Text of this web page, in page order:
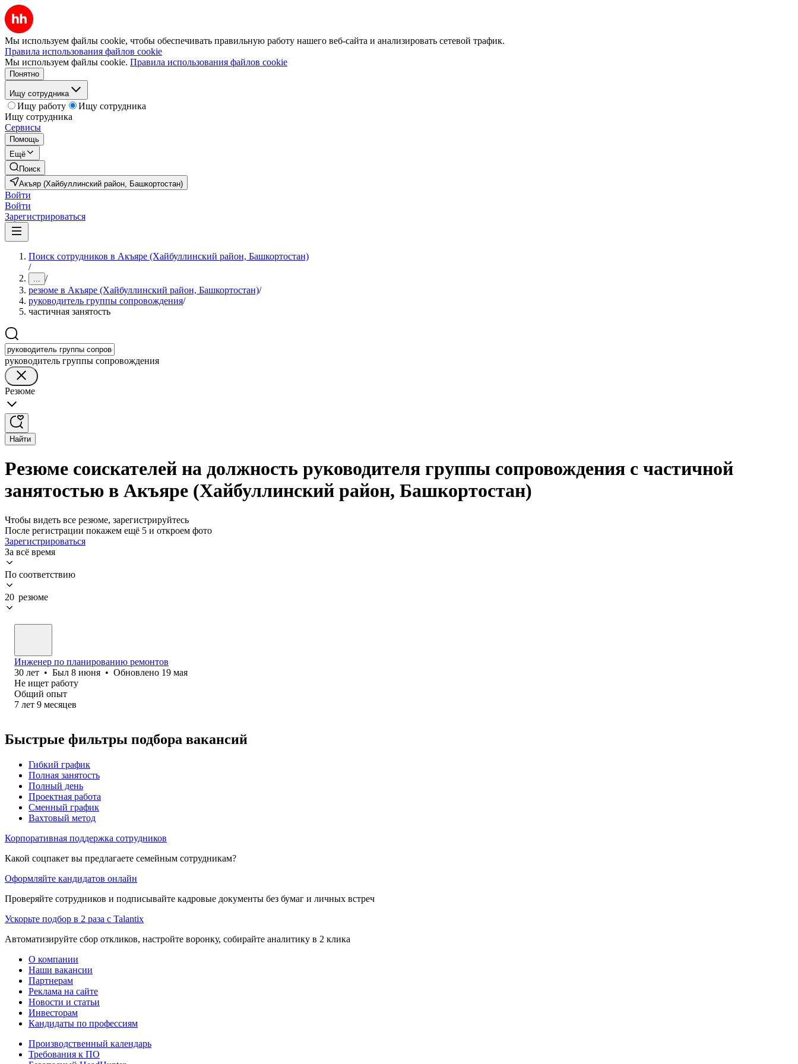
Мы используем файлы cookie, чтобы обеспечивать правильную работу нашего веб-сайта и анализировать сетевой трафик.
Правила использования файлов cookie
Мы используем файлы cookie. Правила использования файлов cookie
Понятно
Ищу сотрудника
Ищу работу
Ищу сотрудника
Ищу сотрудника
Сервисы
Помощь
Ещё
Поиск
Акъяр (Хайбуллинский район, Башкортостан)
Войти
Войти
Зарегистрироваться
Поиск сотрудников в Акъяре (Хайбуллинский район, Башкортостан)
/
... /
резюме в Акъяре (Хайбуллинский район, Башкортостан)/
руководитель группы сопровождения/
частичная занятость
руководитель группы сопровождения
Резюме
Найти
Резюме соискателей на должность руководителя группы сопровождения с частичной
занятостью в Акъяре (Хайбуллинский район, Башкортостан)
Чтобы видеть все резюме, зарегистрируйтесь
После регистрации покажем ещё 5 и откроем фото
Зарегистрироваться
За всё время
По соответствию
20 резюме
Инженер по планированию ремонтов
30 лет • Был 8 июня • Обновлено 19 мая
Не ищет работу
Общий опыт
7 лет 9 месяцев
Быстрые фильтры подбора вакансий
Гибкий график
Полная занятость
Полный день
Проектная работа
Сменный график
Вахтовый метод
Корпоративная поддержка сотрудников
Какой соцпакет вы предлагаете семейным сотрудникам?
Оформляйте кандидатов онлайн
Проверяйте сотрудников и подписывайте кадровые документы без бумаг и личных встреч
Ускорьте подбор в 2 раза с Talantix
Автоматизируйте сбор откликов, настройте воронку, собирайте аналитику в 2 клика
О компании
Наши вакансии
Партнерам
Реклама на сайте
Новости и статьи
Инвесторам
Кандидаты по профессиям
Производственный календарь
Требования к ПО